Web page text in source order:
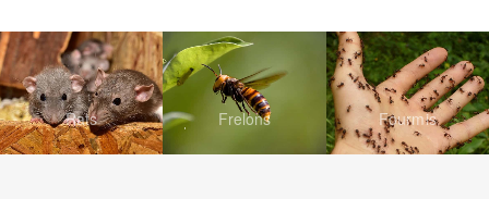
Rats Frelons Fourmis